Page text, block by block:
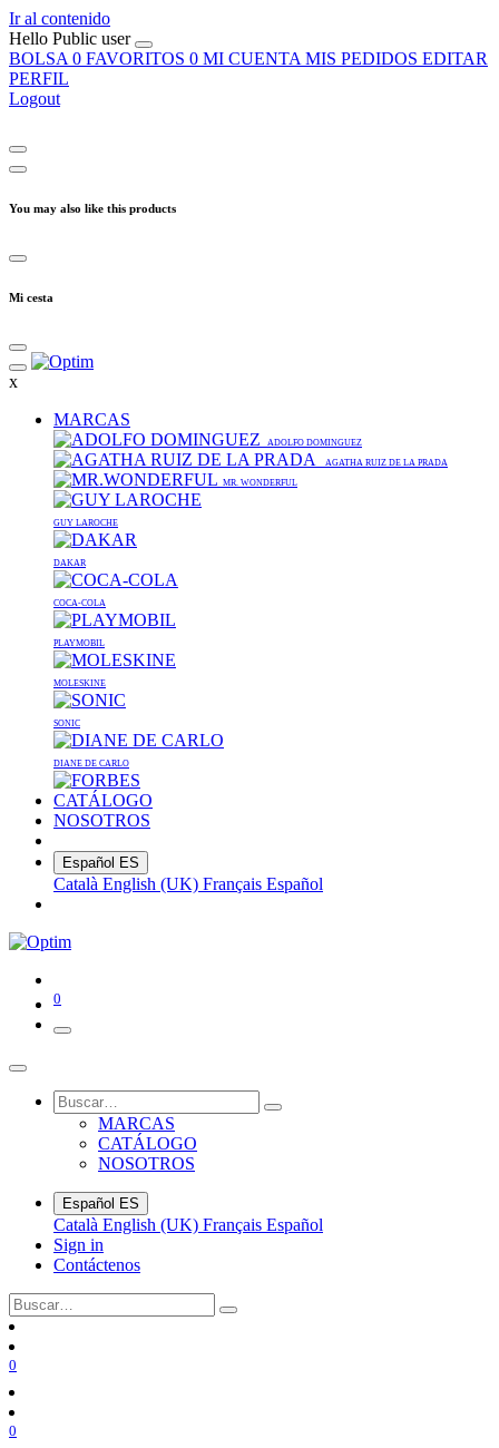
Ir al contenido
Hello Public user
BOLSA 0 FAVORITOS 0 MI CUENTA MIS PEDIDOS EDITAR
PERFIL
Logout
You may also like this products
Mi cesta
x
MARCAS
ADOLFO DOMINGUEZ
AGATHA RUIZ DE LA PRADA
MR. WONDERFUL
GUY LAROCHE
DAKAR
COCA-COLA
PLAYMOBIL
MOLESKINE
SONIC
DIANE DE CARLO
CATÁLOGO
NOSOTROS
Español ES
Català English (UK) Français Español
0
MARCAS
CATÁLOGO
NOSOTROS
Español ES
Català English (UK) Français Español
Sign in
Contáctenos
0
0